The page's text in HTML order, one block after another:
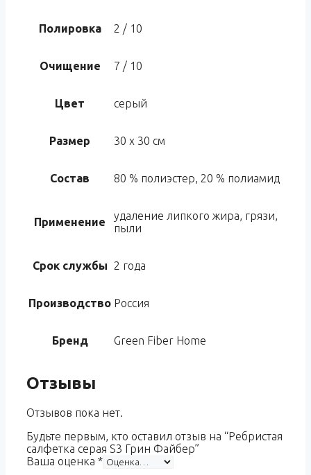
Полировка 2 / 10
Очищение 7 / 10
Цвет серый
Размер 30 х 30 см
Состав 80 % полиэстер, 20 % полиамид
Применение
удаление липкого жира, грязи,
пыли
Срок службы 2 года
Производство Россия
Бренд Green Fiber Home
Отзывы
Отзывов пока нет.
Будьте первым, кто оставил отзыв на “Ребристая
салфетка серая S3 Грин Файбер”
Ваша оценка *